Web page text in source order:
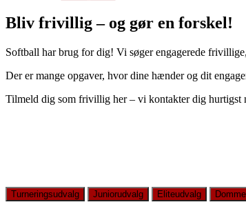
Bliv frivillig – og gør en forskel!
Softball har brug for dig! Vi søger engagerede
Der er mange opgaver, hvor dine hænder og dit
Tilmeld dig som frivillig her – vi kontakter dig hurtigst
Turneringsudvalg Juniorudvalg Eliteudvalg